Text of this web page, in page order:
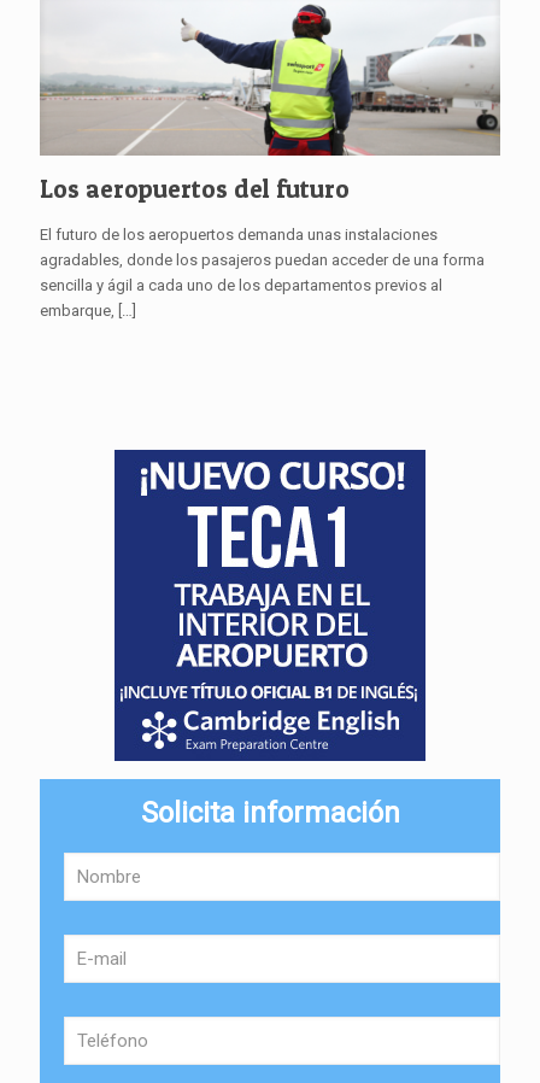
Los aeropuertos del futuro
El futuro de los aeropuertos demanda unas instalaciones
agradables, donde los pasajeros puedan acceder de una forma
sencilla y ágil a cada uno de los departamentos previos al
embarque, […]
Solicita información